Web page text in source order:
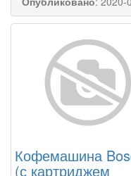
Кофемашина
(с картриджем